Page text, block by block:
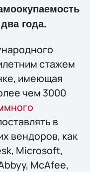
года.
стажем
имеющая
чем 3000
в
вендоров, как
Microsoft,
McAfee,